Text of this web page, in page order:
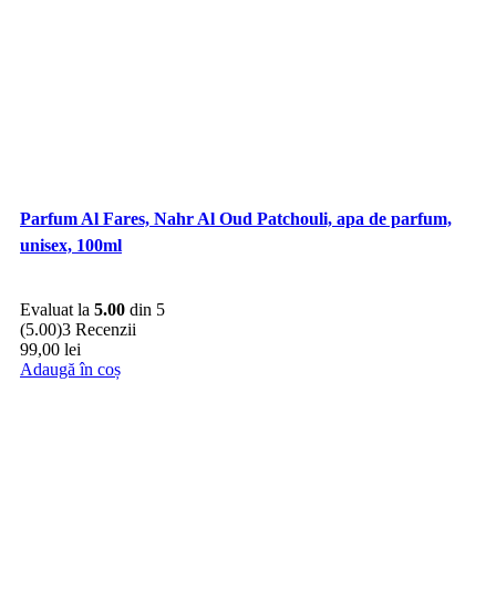
Parfum Al Fares, Nahr Al Oud Patchouli, apa de parfum,
unisex, 100ml
Evaluat la 5.00 din 5
(5.00)3 Recenzii
99,00 lei
Adaugă în coș